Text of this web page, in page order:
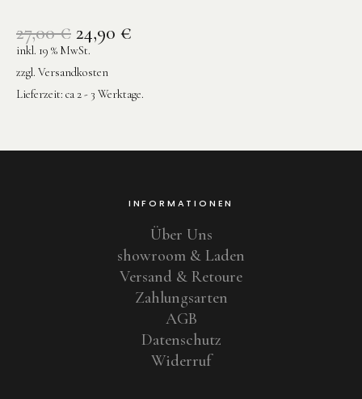
27,00€ 24,90 €
inkl. 19 % MwSt.
zzgl. Versandkosten
Lieferzeit: ca 2 - 3 Werktage.
INFORMATIONEN
Über Uns
showroom & Laden
Versand & Retoure
Zahlungsarten
AGB
Datenschutz
Widerruf